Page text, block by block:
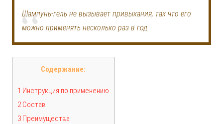
Шампунь-гель не вызывает привыкания, так что его
можно применять несколько раз в год.
Содержание:
1 Инструкция по применению
2 Состав
3 Преимущества